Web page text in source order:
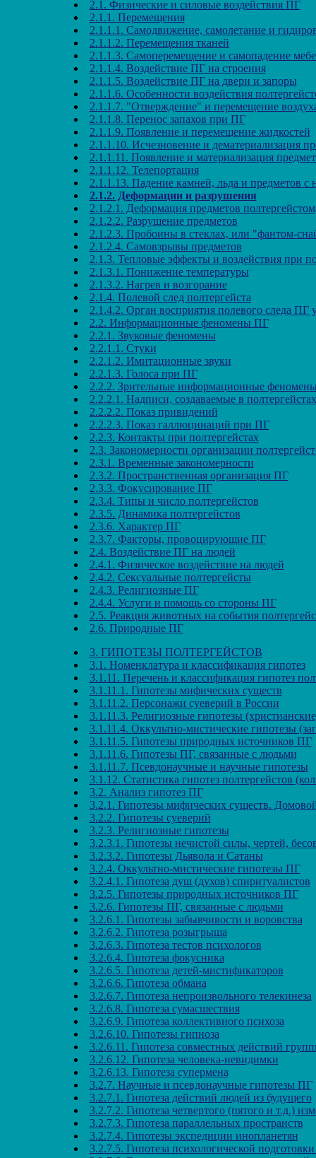
2.1. Физические и силовые воздействия ПГ
2.1.1. Перемещения
2.1.1.1. Самодвижение, самолетание и
2.1.1.2. Перемещения тканей
2.1.1.3. Самоперемещение и самопадение
2.1.1.4. Воздействие ПГ на строения
2.1.1.5. Воздействие ПГ на двери и запоры
2.1.1.6. Особенности воздействия
2.1.1.7. "Отверждение" и перемещение
2.1.1.8. Перенос запахов при ПГ
2.1.1.9. Появление и перемещение жидкостей
2.1.1.10. Исчезновение и дематериализация
2.1.1.11. Появление и материализация
2.1.1.12. Телепортация
2.1.1.13. Падение камней, льда и предметов с
2.1.2. Деформации и разрушения
2.1.2.1. Деформация предметов полтергейстом
2.1.2.2. Разрушение предметов
2.1.2.3. Пробоины в стеклах, или "фантом-
2.1.2.4. Самовзрывы предметов
2.1.3. Тепловые эффекты и воздействия при
2.1.3.1. Понижение температуры
2.1.3.2. Нагрев и возгорание
2.1.4. Полевой след полтергейста
2.1.4.2. Орган восприятия полевого следа ПГ
2.2. Информационные феномены ПГ
2.2.1. Звуковые феномены
2.2.1.1. Стуки
2.2.1.2. Имитационные звуки
2.2.1.3. Голоса при ПГ
2.2.2. Зрительные информационные феномены
2.2.2.1. Надписи, создаваемые в полтергейстах
2.2.2.2. Показ привидений
2.2.2.3. Показ галлюцинаций при ПГ
2.2.3. Контакты при полтергейстах
2.3. Закономерности организации
2.3.1. Временные закономерности
2.3.2. Пространственная организация ПГ
2.3.3. Фокусирование ПГ
2.3.4. Типы и число полтергейстов
2.3.5. Динамика полтергейстов
2.3.6. Характер ПГ
2.3.7. Факторы, провоцирующие ПГ
2.4. Воздействие ПГ на людей
2.4.1. Физическое воздействие на людей
2.4.2. Сексуальные полтергейсты
2.4.3. Религиозные ПГ
2.4.4. Услуги и помощь со стороны ПГ
2.5. Реакция животных на события
2.6. Природные ПГ
3. ГИПОТЕЗЫ ПОЛТЕРГЕЙСТОВ
3.1. Номенклатура и классификация гипотез
3.1.11. Перечень и классификация гипотез
3.1.11.1. Гипотезы мифических существ
3.1.11.2. Персонажи суеверий в России
3.1.11.3. Религиозные гипотезы
3.1.11.4. Оккультно-мистические гипотезы
3.1.11.5. Гипотезы природных источников ПГ
3.1.11.6. Гипотезы ПГ, связанные с людьми
3.1.11.7. Псевдонаучные и научные гипотезы
3.1.12. Статистика гипотез полтергейстов
3.2. Анализ гипотез ПГ
3.2.1. Гипотезы мифических существ.
3.2.2. Гипотезы суеверий
3.2.3. Религиозные гипотезы
3.2.3.1. Гипотезы нечистой силы, чертей,
3.2.3.2. Гипотезы Дьявола и Сатаны
3.2.4. Оккультно-мистические гипотезы ПГ
3.2.4.1. Гипотеза душ (духов) спиритуалистов
3.2.5. Гипотезы природных источников ПГ
3.2.6. Гипотезы ПГ, связанные с людьми
3.2.6.1. Гипотезы забывчивости и воровства
3.2.6.2. Гипотеза розыгрыша
3.2.6.3. Гипотеза тестов психологов
3.2.6.4. Гипотеза фокусника
3.2.6.5. Гипотеза детей-мистификаторов
3.2.6.6. Гипотеза обмана
3.2.6.7. Гипотеза непроизвольного телекинеза
3.2.6.8. Гипотеза сумасшествия
3.2.6.9. Гипотеза коллективного психоза
3.2.6.10. Гипотезы гипноза
3.2.6.11. Гипотеза совместных действий
3.2.6.12. Гипотеза человека-невидимки
3.2.6.13. Гипотеза супермена
3.2.7. Научные и псевдонаучные гипотезы ПГ
3.2.7.1. Гипотеза действий людей из будущего
3.2.7.2. Гипотеза четвертого (пятого и т.д.)
3.2.7.3. Гипотеза параллельных пространств
3.2.7.4. Гипотезы экспедиции инопланетян
3.2.7.5. Гипотеза психологической